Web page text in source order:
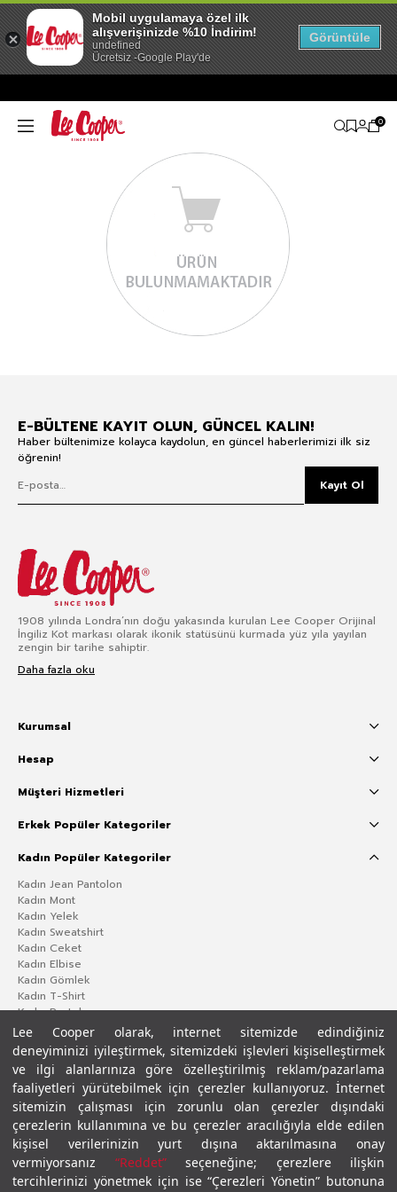
Lee Cooper olarak, internet sitemizde edindiğiniz
deneyiminizi iyileştirmek, sitemizdeki işlevleri kişiselleştirmek
ve ilgi alanlarınıza göre özelleştirilmiş reklam/pazarlama
faaliyetleri yürütebilmek için çerezler kullanıyoruz. İnternet
sitemizin çalışması için zorunlu olan çerezler dışındaki
çerezlerin kullanımına ve bu çerezler aracılığıyla elde edilen
kişisel verilerinizin yurt dışına aktarılmasına onay
vermiyorsanız “Reddet”seçeneğine; çerezlere ilişkin
tercihlerinizi yönetmek için ise “Çerezleri Yönetin” butonuna
0
E-BÜLTENE KAYIT OLUN, GÜNCEL KALIN!
Haber bültenimize kolayca kaydolun, en güncel haberlerimizi ilk siz
öğrenin!
Kayıt Ol
1908 yılında Londra’nın doğu yakasında kurulan Lee Cooper Orijinal
İngiliz Kot markası olarak ikonik statüsünü kurmada yüz yıla yayılan
zengin bir tarihe sahiptir.
Daha fazla oku
Kurumsal
Hesap
Müşteri Hizmetleri
Erkek Popüler Kategoriler
Kadın Popüler Kategoriler
Kadın Jean Pantolon
Kadın Mont
Kadın Yelek
Kadın Sweatshirt
Kadın Ceket
Kadın Elbise
Kadın Gömlek
Kadın T-Shirt
Kadın Pantolon
Gizlilik PolitikasıÇerez PolitikasıKVKK Aydınlatma MetniŞartlar ve Koşullar
Mobil uygulamaya özel ilk
alışverişinizde %10 İndirim!
undefined
Ücretsiz -Google Play'de
Görüntüle